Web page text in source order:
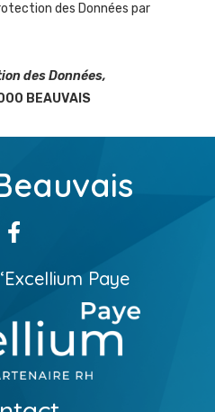
des Données par
des Données,
BEAUVAIS
‘Excellium Paye